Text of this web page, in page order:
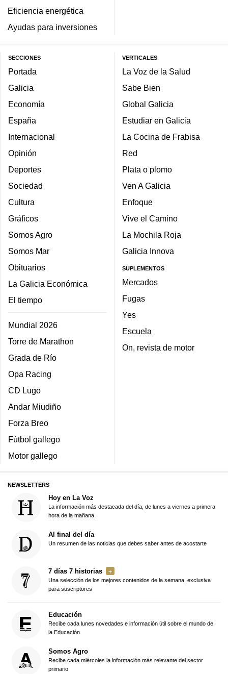
Eficiencia energética
Ayudas para inversiones
SECCIONES
Portada
Galicia
Economía
España
Internacional
Opinión
Deportes
Sociedad
Cultura
Gráficos
Somos Agro
Somos Mar
Obituarios
La Galicia Económica
El tiempo
Mundial 2026
Torre de Marathon
Grada de Río
Opa Racing
CD Lugo
Andar Miudiño
Forza Breo
Fútbol gallego
Motor gallego
VERTICALES
La Voz de la Salud
Sabe Bien
Global Galicia
Estudiar en Galicia
La Cocina de Frabisa
Red
Plata o plomo
Ven A Galicia
Enfoque
Vive el Camino
La Mochila Roja
Galicia Innova
SUPLEMENTOS
Mercados
Fugas
Yes
Escuela
On, revista de motor
NEWSLETTERS
Hoy en La Voz
La información más destacada del día, de lunes a viernes a primera
hora de la mañana
Al final del día
Un resumen de las noticias que debes saber antes de acostarte
7 días 7 historias
Una selección de los mejores contenidos de la semana, exclusiva
para suscriptores
Educación
Recibe cada lunes novedades e información útil sobre el mundo de
la Educación
Somos Agro
Recibe cada miércoles la información más relevante del sector
primario